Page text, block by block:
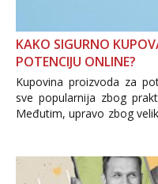
KAKO SIGURNO
POTENCIJU ONLINE?
Kupovina proizvoda za
sve popularnija zbog
Međutim, upravo zbog
i brojni krivotvoreni